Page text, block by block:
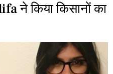
ने किया किसानों का